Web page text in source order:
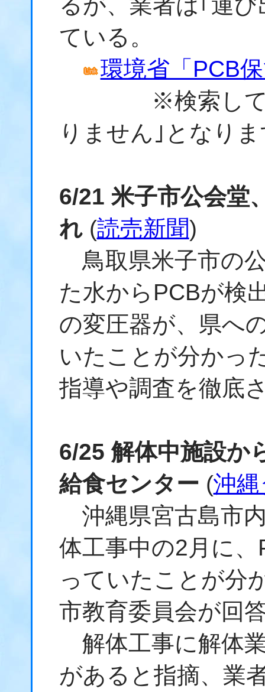
ている。
環境省「PCB
※検索しても｢
りません｣となり
6/21 米子市公会
れ(読売新聞)
鳥取県米子市の
た水からPCBが検
の変圧器が、県へ
いたことが分かっ
指導や調査を徹底
6/25 解体中施設か
給食センター (沖
沖縄県宮古島市
体工事中の2月に
っていたことが分
市教育委員会が回
解体工事に解体
があると指摘、業